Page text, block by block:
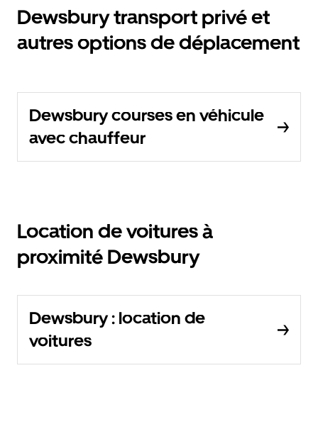
Dewsbury transport privé et
autres options de déplacement
Dewsbury courses en véhicule
avec chauffeur
Location de voitures à
proximité Dewsbury
Dewsbury : location de
voitures